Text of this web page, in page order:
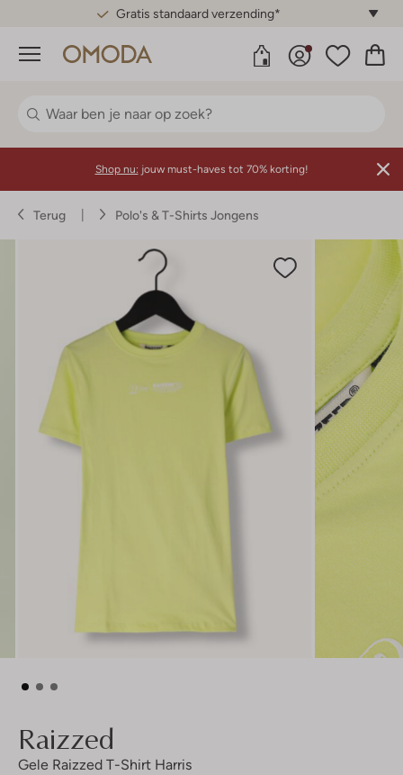
Gratis standaard verzending*
Menu
Shop nu: jouw must-haves tot 70% korting!
Terug Polo's & T-Shirts Jongens
Raizzed
Gele Raizzed T-Shirt Harris